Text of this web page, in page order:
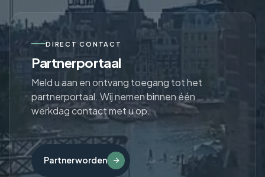
DIRECT CONTACT
Partnerportaal
Meld u aan en ontvang toegang tot het
partnerportaal. Wij nemen binnen één
werkdag contact met u op.
Partner worden